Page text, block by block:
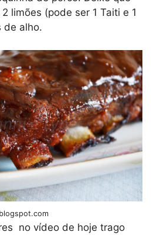
limões (pode ser 1 Taiti e 1
de alho.
no vídeo de hoje trago